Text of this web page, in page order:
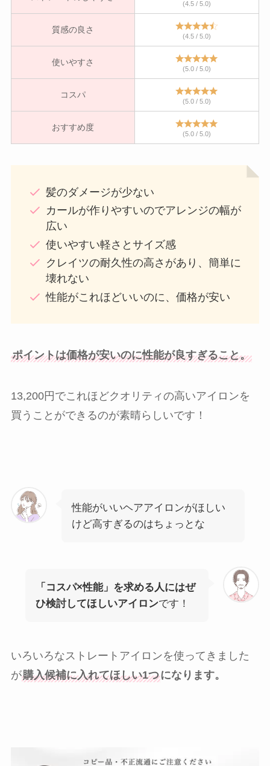
(4.5 / 5.0)
質感の良さ
(4.5 / 5.0)
使いやすさ
(5.0 / 5.0)
コスパ
(5.0 / 5.0)
おすすめ度
(5.0 / 5.0)
髪のダメージが少ない
カールが作りやすいのでアレンジの幅が
広い
使いやすい軽さとサイズ感
クレイツの耐久性の高さがあり、簡単に
壊れない
性能がこれほどいいのに、価格が安い
ポイントは価格が安いのに性能が良すぎること。
13,200円でこれほどクオリティの高いアイロンを
買うことができるのが素晴らしいです！
性能がいいヘアアイロンがほしい
けど高すぎるのはちょっとな
「コスパ×性能」を求める人にはぜ
ひ検討してほしいアイロンです！
いろいろなストレートアイロンを使ってきました
が購入候補に入れてほしい1つになります。